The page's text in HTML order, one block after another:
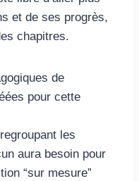
et de ses progrès,
chapitres.
de
pour cette
regroupant les
aura besoin pour
“sur mesure”